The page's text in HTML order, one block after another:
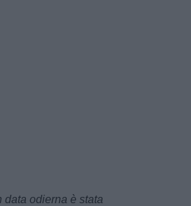
data odierna è stata